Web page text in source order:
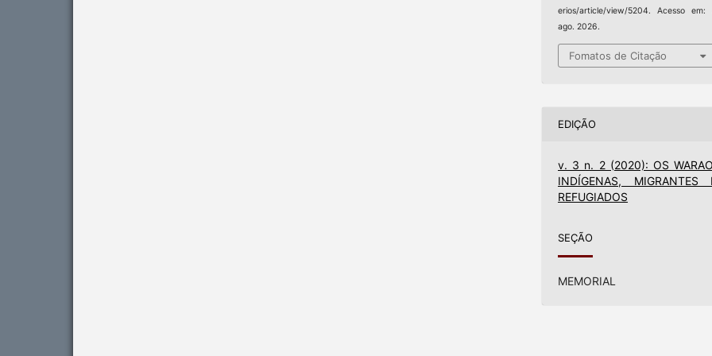
erios/article/view/5204. Acesso em:
ago. 2026.
Fomatos de Citação
EDIÇÃO
v. 3 n. 2 (2020): OS
INDÍGENAS, MIGRANTES
REFUGIADOS
SEÇÃO
MEMORIAL